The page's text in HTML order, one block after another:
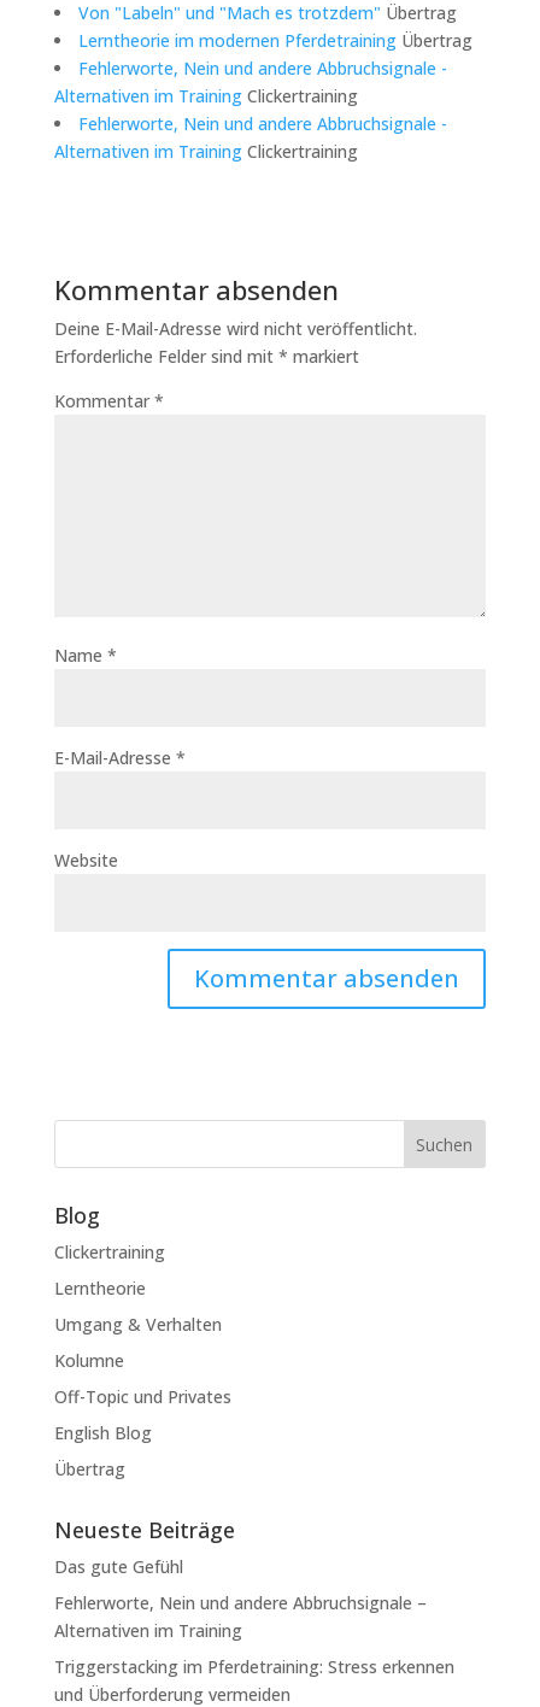
Von "Labeln" und "Mach es trotzdem" Übertrag
Lerntheorie im modernen PferdetrainingÜbertrag
Fehlerworte, Nein und andere Abbruchsignale -
Alternativen im TrainingClickertraining
Fehlerworte, Nein und andere Abbruchsignale -
Alternativen im TrainingClickertraining
Kommentar absenden
Deine E-Mail-Adresse wird nicht veröffentlicht.
Erforderliche Felder sind mit * markiert
Kommentar *
Name *
E-Mail-Adresse *
Website
Suchen
Blog
Clickertraining
Lerntheorie
Umgang & Verhalten
Kolumne
Off-Topic und Privates
English Blog
Übertrag
Neueste Beiträge
Das gute Gefühl
Fehlerworte, Nein und andere Abbruchsignale –
Alternativen im Training
Triggerstacking im Pferdetraining: Stress erkennen
und Überforderung vermeiden